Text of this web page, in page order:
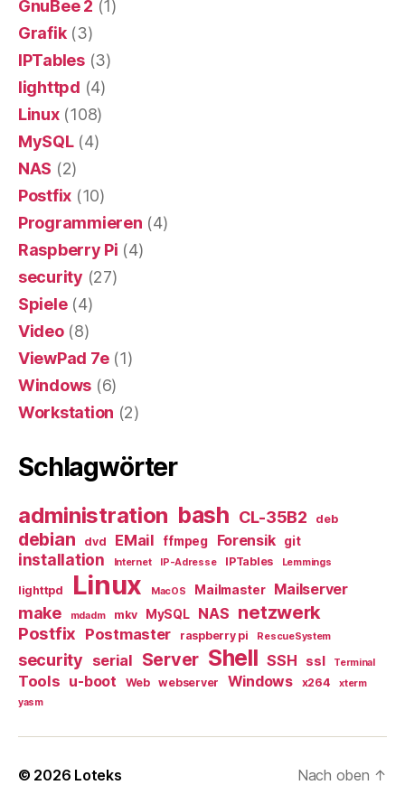
GnuBee 2 (1)
Grafik(3)
IPTables(3)
lighttpd (4)
Linux(108)
MySQL(4)
NAS (2)
Postfix (10)
Programmieren (4)
Raspberry Pi (4)
security (27)
Spiele(4)
Video(8)
ViewPad 7e(1)
Windows (6)
Workstation (2)
Schlagwörter
administration bash CL-35B2 deb
debian dvd EMail ffmpeg Forensik git
installation Internet IP-Adresse IPTables Lemmings
lighttpd Linux MacOS Mailmaster Mailserver
make mdadm mkv MySQL NAS netzwerk
Postfix Postmaster raspberry pi RescueSystem
security serial Server Shell SSH ssl Terminal
Tools u-boot Web webserver Windows x264
xterm
yasm
© 2026 Loteks Nach oben ↑